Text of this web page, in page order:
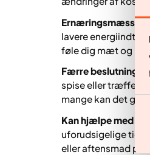
Ernæringsmæssigt
lavere
føle dig mæt og
Færre beslutninger
spise eller træffe
mange kan det
Kan hjælpe med
uforudsigelige
eller aftensmad på